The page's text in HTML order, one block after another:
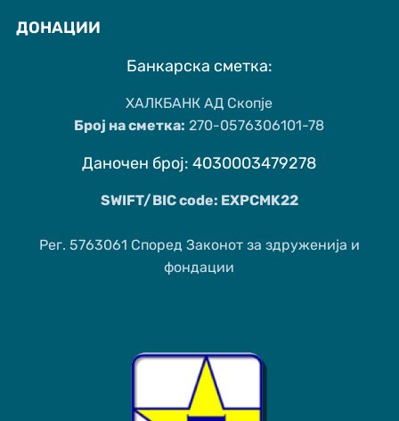
ДОНАЦИИ
Банкарска сметка:
ХАЛКБАНК АД Скопје
Број на сметка: 270-0576306101-78
Даночен број: 4030003479278
SWIFT/BIC code: EXPCMK22
Рег. 5763061 Според Законот за здруженија и
фондации